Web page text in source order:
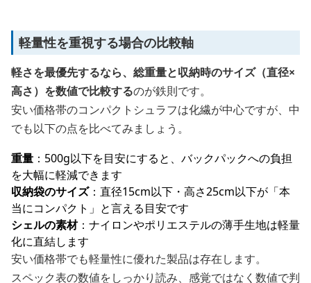
軽量性を重視する場合の比較軸
軽さを最優先するなら、総重量と収納時のサイズ（直径×
高さ）を数値で比較するのが鉄則です。
安い価格帯のコンパクトシュラフは化繊が中心ですが、中
でも以下の点を比べてみましょう。
重量 ：500g以下を目安にすると、バックパックへの負担
を大幅に軽減できます
収納袋のサイズ：直径15cm以下・高さ25cm以下が「本
当にコンパクト」と言える目安です
シェルの素材：ナイロンやポリエステルの薄手生地は軽量
化に直結します
安い価格帯でも軽量性に優れた製品は存在します。
スペック表の数値をしっかり読み、感覚ではなく数値で判